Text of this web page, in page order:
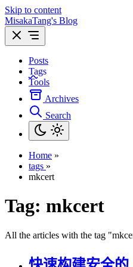
Skip to content
MisakaTang's Blog
Posts
Tags
Tools
Archives
Search
Home »
tags »
mkcert
Tag: mkcert
All the articles with the tag